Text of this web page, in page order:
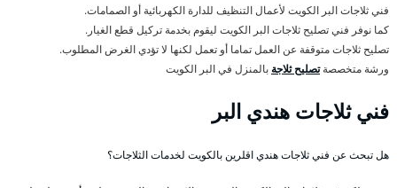
فني ثلاجات البر الكويت لأعمال التنظيف للدارة الكهربائية أو الصمامات.
كما نوفر فني تصليح ثلاجات البر الكويت ليقوم بخدمة تركيل قطع الغيار.
تصليح ثلاجات متوقفة عن العمل تماما أو تعمل لكنها لا تؤدي الغرض المطلوب.
ورشة متخصصةتصليح ثلاجة بالمنزل في البر الكويت
فني ثلاجات هندي البر
هل تبحث عن فني ثلاجات هندي اقلرين بالكويت لخدمات الثلاجات؟